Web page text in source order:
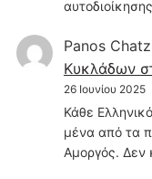
Panos
Κυκλάδων
26 Ιουνίου 2025
Κάθε
μένα από τα
Αμοργός.